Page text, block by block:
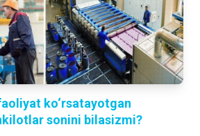
ko‘rsatayotgan
sonini bilasizmi?